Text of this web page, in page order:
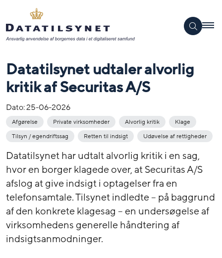
Datatilsynet udtaler alvorlig
kritik af Securitas A/S
Dato:25-06-2026
Afgørelse Private virksomheder Alvorlig kritik
Klage
Tilsyn / egendriftssag
Retten til indsigt Udøvelse af rettigheder
Datatilsynet har udtalt alvorlig kritik i en sag,
hvor en borger klagede over, at Securitas A/S
afslog at give indsigt i optagelser fra en
telefonsamtale. Tilsynet indledte – på baggrund
af den konkrete klagesag – en undersøgelse af
virksomhedens generelle håndtering af
indsigtsanmodninger.